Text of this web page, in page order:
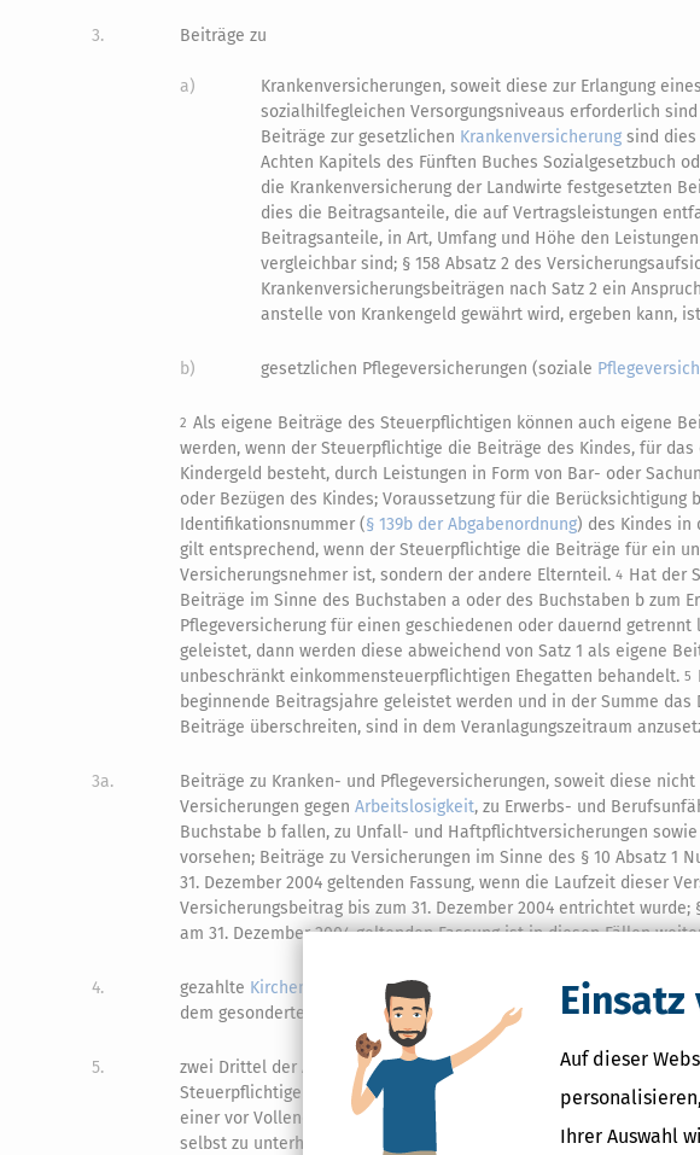
Einsatz
Auf dieser
Ihrer Auswahl
3. Beiträge zu
a)
Krankenversicherungen, soweit diese zur Erlangung
sozialhilfegleichen Versorgungsniveaus erforderlich
Beiträge zur gesetzlichen Krankenversicherung sind dies
Achten Kapitels des Fünften Buches Sozialgesetzbuch
die Krankenversicherung der Landwirte festgesetzten
dies die Beitragsanteile, die auf Vertragsleistungen
Beitragsanteile, in Art, Umfang und Höhe den
vergleichbar sind; § 158 Absatz 2 des
Krankenversicherungsbeiträgen nach Satz 2 ein
anstelle von Krankengeld gewährt wird, ergeben kann,
b) gesetzlichen Pflegeversicherungen (soziale
2 Als eigene Beiträge des Steuerpflichtigen können auch eigene
werden, wenn der Steuerpflichtige die Beiträge des Kindes, für
Kindergeld besteht, durch Leistungen in Form von Bar- oder
oder Bezügen des Kindes; Voraussetzung für die
Identifikationsnummer (§ 139b der Abgabenordnung) des Kindes in
gilt entsprechend, wenn der Steuerpflichtige die Beiträge für ein
Versicherungsnehmer ist, sondern der andere Elternteil. 4 Hat der
Beiträge im Sinne des Buchstaben a oder des Buchstaben b zum
Pflegeversicherung für einen geschiedenen oder dauernd
geleistet, dann werden diese abweichend von Satz 1 als eigene
unbeschränkt einkommensteuerpflichtigen Ehegatten behandelt. 5
beginnende Beitragsjahre geleistet werden und in der Summe das
Beiträge überschreiten, sind in dem Veranlagungszeitraum
3a.
Beiträge zu Kranken- und Pflegeversicherungen, soweit diese
Versicherungen gegen Arbeitslosigkeit, zu Erwerbs- und
Buchstabe b fallen, zu Unfall- und Haftpflichtversicherungen
vorsehen; Beiträge zu Versicherungen im Sinne des § 10 Absatz 1
31. Dezember 2004 geltenden Fassung, wenn die Laufzeit dieser
Versicherungsbeitrag bis zum 31. Dezember 2004 entrichtet wurde;
am 31. Dezember 2004 geltenden Fassungist in diesen Fällen
4. gezahlte Kirchensteuer
; dies gilt nicht, soweit die Kirchensteuer
dem gesonderten
des§ 32d Absatz 1 ermittelte
5.
zwei Drittel der Aufwendungen, höchstens 4.000 Euro je Kind, für
Steuerpflichtigen gehörenden Kindes im Sinne des§ 32 Absatz 1,
einer vor Vollendung des 25. Lebensjahres eingetretenen
selbst zu unterhalten.
Dies gilt nicht für Aufwendungen für